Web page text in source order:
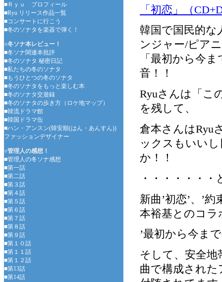
「初恋」（
韓国で国民的な
ンジャー/ピア
「最初から今
音！！
Ryuさんは「こ
を残して、
倉本さんはRyu
ックスもいい
か！！
・・・・・・
新曲’初恋’、’
本裕基とのコ
’最初から今ま
そして、安全地
曲で構成され
■Ｒｙｕ プロフィール
■Ryu リリース作品一覧
■コンサートに行こう
■冬のソナタを楽器で弾く！
○冬ソナ本レビュー！
■冬ソナ関連本批評
■冬のソナタ 秘密日記
■私たちの冬のソナタ
■もうひとつの冬のソナタ
■冬のソナタをもっと楽しむ本
■冬のソナタ交遊録
■冬のソナタの歩き方（ロケ地マップ）
■韓流ドラマ館
■韓国ドラマ缶
■ハン・アンスン(韓安順(はん・あんすん))
ファッションデザイナー
○管理人の感想！
■管理人の冬ソナ感想
■第一話
■第二話
■第３話
■第４話
■第５話
■第６話
■第７話
■第８話
■第９話
■第１０話
■第１１話
■第１２話
■第13話
■第14話